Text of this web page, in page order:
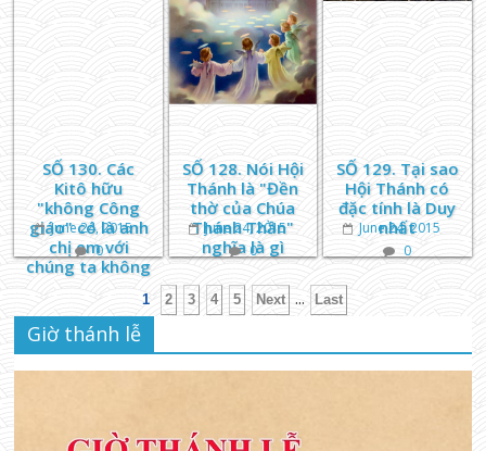
SỐ 130. Các
Kitô hữu
"không Công
giáo" có là anh
chị em với
chúng ta không
June 24, 2015
0
SỐ 128. Nói Hội
Thánh là "Đền
thờ của Chúa
Thánh Thần"
nghĩa là gì
June 24, 2015
0
SỐ 129. Tại sao
Hội Thánh có
đặc tính là Duy
nhất
June 24, 2015
0
1 2 3 4 5 Next ... Last
Giờ thánh lễ